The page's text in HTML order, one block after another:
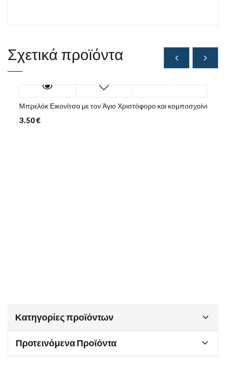
Σχετικά προϊόντα
Μπρελόκ Εικονίτσα με τον Άγιο Χριστόφορο και κομποσχοίνι
3.50€
Κατηγορίες προϊόντων
Προτεινόμενα Προϊόντα